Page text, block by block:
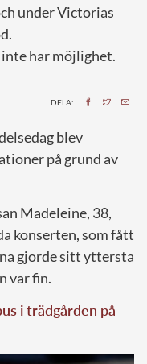
under Victorias
har möjlighet.
DELA:
blev
på grund av
Madeleine, 38,
konserten, som fått
gjorde sitt yttersta
var fin.
i trädgården på